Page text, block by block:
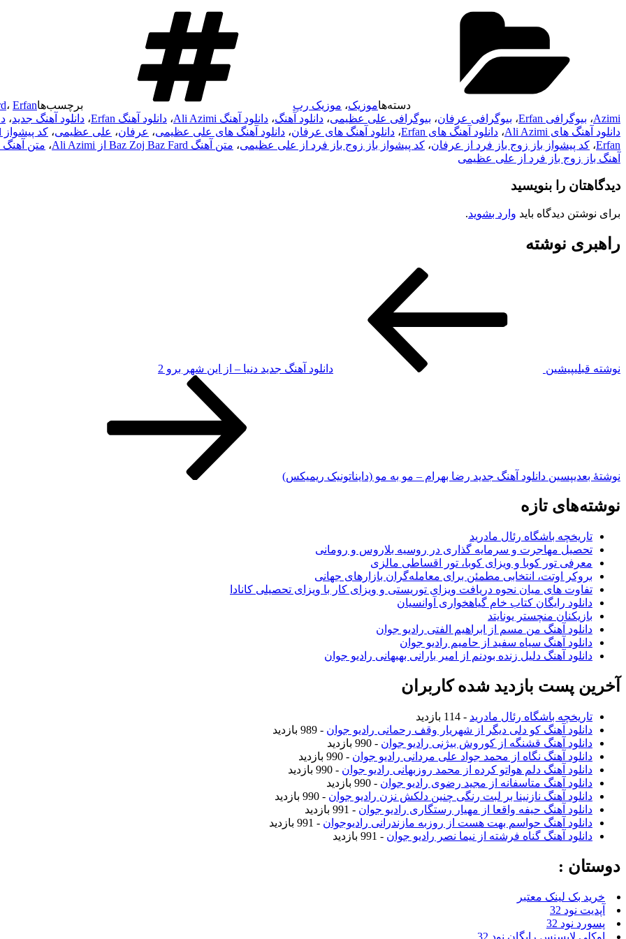
دسته‌هاموزیک، موزیک رپ برچسب‌ها ، Erfan
Azimi، بیوگرافی Erfan ، بیوگرافی عرفان، بیوگرافی علی عظیمی، دانلود آهنگ، دانلود آهنگ Ali Azimi ، دانلود آهنگ Erfan ، دانلود آهنگ جدید،
دانلود آهنگ های Ali Azimi
، دانلود آهنگ های Erfan ، دانلود آهنگ های عرفان، دانلود آهنگ های علی عظیمی، عرفان، علی عظیمی، کد پیشواز Baz Zoj Baz Fard از Ali Azimi
Erfan، کد پیشواز باز زوج باز فرد از عرفان، کد پیشواز باز زوج باز فرد از علی عظیمی، متن آهنگ Baz Zoj Baz Fard از Ali Azimi ، متن آهنگ Baz Zoj Baz Fard از Erfan
آهنگ باز زوج باز فرد از علی عظیمی
دیدگاهتان را بنویسید
برای نوشتن دیدگاه باید وارد بشوید.
راهبری نوشته
نوشته قبلیپیشین دانلود آهنگ جدید دنیا – از این شهر برو 2
نوشته‌ٔ بعدیپسین دانلود آهنگ جدید رضا بهرام – مو به مو (دایناتونیک ریمیکس)
نوشته‌های تازه
تاریخچه باشگاه رئال مادرید
تحصیل مهاجرت و سرمایه گذاری در روسیه بلاروس و رومانی
معرفی تور کوبا و ویزای کوبا، تور اقساطی مالزی
بروکر اوتت، انتخابی مطمئن برای معامله‌گران بازارهای جهانی
تفاوت های میان نحوه دریافت ویزای توریستی و ویزای کار با ویزای تحصیلی کانادا
دانلود رایگان کتاب خام گیاهخواری آوانسیان
بازیکنان منچستر یونایتد
دانلود آهنگ من مسم از ابراهیم الفتی رادیو جوان
دانلود آهنگ سیاه سفید از حامیم رادیو جوان
دانلود آهنگ دلیل زنده بودنم از امیر بارانی بهبهانی رادیو جوان
آخرین پست بازدید شده کاربران
تاریخچه باشگاه رئال مادرید - 114 بازدید
دانلود آهنگ کو دلی دیگر از شهریار وقف رحمانی رادیو جوان - 989 بازدید
دانلود آهنگ قشنگه از کوروش بیژنی رادیو جوان - 990 بازدید
دانلود آهنگ نگاه از محمد جواد علی مردانی رادیو جوان - 990 بازدید
دانلود آهنگ دلم هواتو کرده از محمد روزبهانی رادیو جوان - 990 بازدید
دانلود آهنگ متاسفانه از مجید رضوی رادیو جوان - 990 بازدید
دانلود آهنگ نازنینا بر لبت رنگی چنین دلکش نزن رادیو جوان - 990 بازدید
دانلود آهنگ حیفه واقعا از مهیار رستگاری رادیو جوان - 991 بازدید
دانلود آهنگ حواسم بهت هست از روزبه مازندرانی رادیوجوان - 991 بازدید
دانلود آهنگ گناه فرشته از نیما نصر رادیو جوان - 991 بازدید
دوستان :
خرید بک لینک معتبر
آپدیت نود 32
پسورد نود 32
اوکلی لایسنس رایگان نود 32